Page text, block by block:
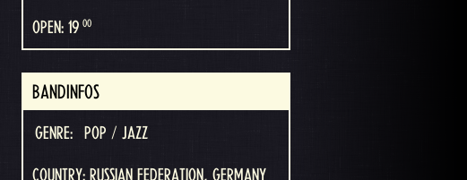
OPEN: 19 00
BANDINFOS
GENRE: POP / JAZZ
COUNTRY: RUSSIAN FEDERATION, GERMANY